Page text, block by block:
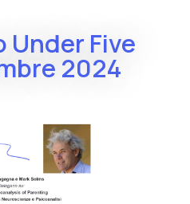
Under Five
2024